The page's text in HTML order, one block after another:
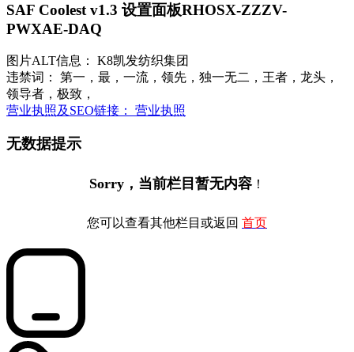
SAF Coolest v1.3 设置面板RHOSX-ZZZV-
PWXAE-DAQ
图片ALT信息： K8凯发纺织集团
违禁词： 第一，最，一流，领先，独一无二，王者，龙头，
领导者，极致，
营业执照及SEO链接： 营业执照
无数据提示
Sorry，当前栏目暂无内容 ！
您可以查看其他栏目或返回 首页